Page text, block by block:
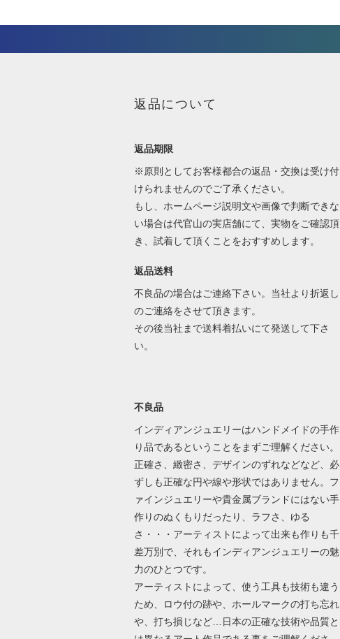
返品について
返品期限
※原則としてお客様都合の返品・交換は受け付
けられませんのでご了承ください。
もし、ホームページ説明文や画像で判断できな
い場合は代官山の実店舗にて、実物をご確認頂
き、試着して頂くことをおすすめします。
返品送料
不良品の場合はご連絡下さい。当社より折返し
のご連絡をさせて頂きます。
その後当社まで送料着払いにて発送して下さ
い。
不良品
インディアンジュエリーはハンドメイドの手作
り品であるということをまずご理解ください。
正確さ、緻密さ、デザインのずれなどなど、必
ずしも正確な円や線や形状ではありません。フ
ァインジュエリーや貴金属ブランドにはない手
作りのぬくもりだったり、ラフさ、ゆる
さ・・・アーティストによって出来も作りも千
差万別で、それもインディアンジュエリーの魅
力のひとつです。
アーティストによって、使う工具も技術も違う
ため、ロウ付の跡や、ホールマークの打ち忘れ
や、打ち損じなど…日本の正確な技術や品質と